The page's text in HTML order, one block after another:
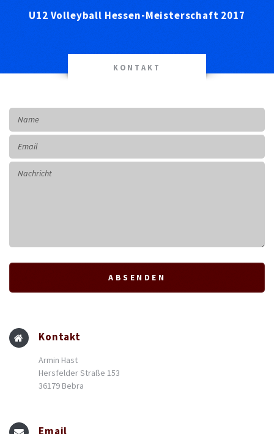
U12 Volleyball Hessen-Meisterschaft 2017
KONTAKT
Kontakt
Armin Hast
Hersfelder Straße 153
36179 Bebra
Email